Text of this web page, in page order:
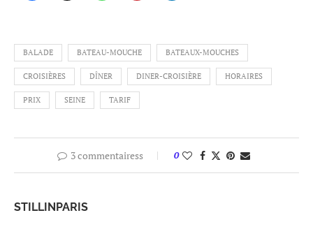
BALADE BATEAU-MOUCHE BATEAUX-MOUCHES
CROISIÈRES DÎNER DINER-CROISIÈRE HORAIRES
PRIX SEINE TARIF
3 commentairess 0
STILLINPARIS